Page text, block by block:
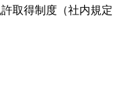
取得制度（社内規定